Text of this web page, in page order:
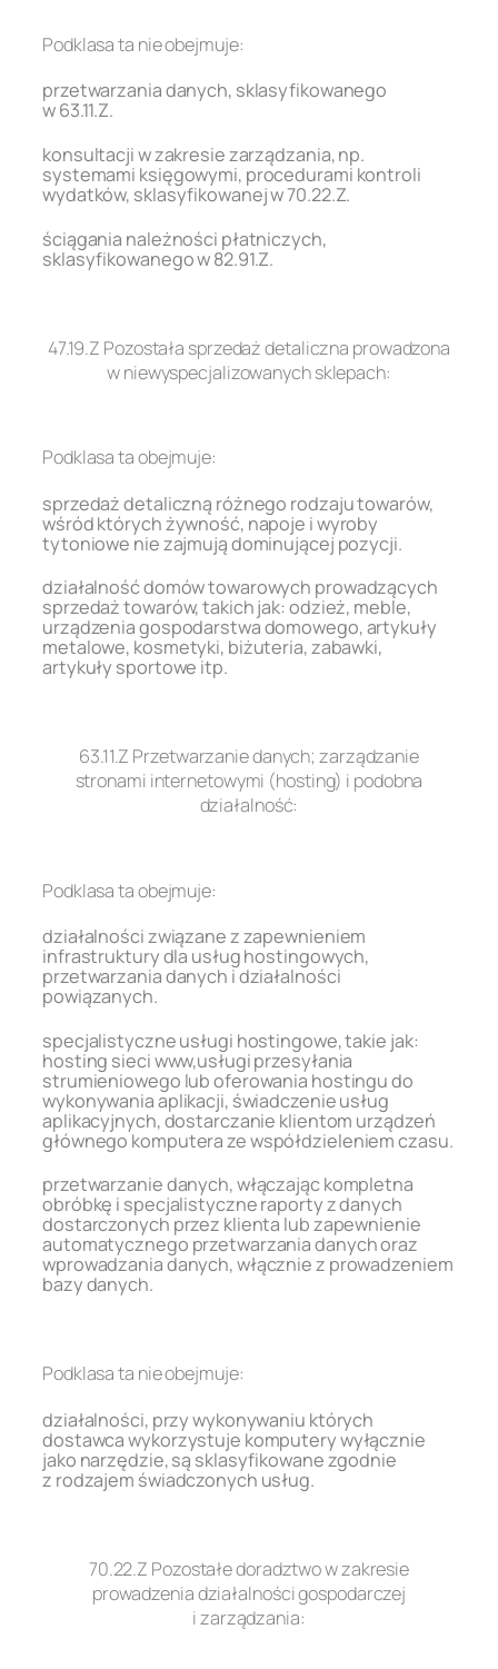
Podklasa ta nie obejmuje:
przetwarzania danych, sklasyfikowanego
w 63.11.Z.
konsultacji w zakresie zarządzania, np.
systemami księgowymi, procedurami kontroli
wydatków, sklasyfikowanej w 70.22.Z.
ściągania należności płatniczych,
sklasyfikowanego w 82.91.Z.
47.19.Z Pozostała sprzedaż detaliczna prowadzona
w niewyspecjalizowanych sklepach:
Podklasa ta obejmuje:
sprzedaż detaliczną różnego rodzaju towarów,
wśród których żywność, napoje i wyroby
tytoniowe nie zajmują dominującej pozycji.
działalność domów towarowych prowadzących
sprzedaż towarów, takich jak: odzież, meble,
urządzenia gospodarstwa domowego, artykuły
metalowe, kosmetyki, biżuteria, zabawki,
artykuły sportowe itp.
63.11.Z Przetwarzanie danych; zarządzanie
stronami internetowymi (hosting) i podobna
działalność:
Podklasa ta obejmuje:
działalności związane z zapewnieniem
infrastruktury dla usług hostingowych,
przetwarzania danych i działalności
powiązanych.
specjalistyczne usługi hostingowe, takie jak:
hosting sieci www,usługi przesyłania
strumieniowego lub oferowania hostingu do
wykonywania aplikacji, świadczenie usług
aplikacyjnych, dostarczanie klientom urządzeń
głównego komputera ze współdzieleniem czasu.
przetwarzanie danych, włączając kompletna
obróbkę i specjalistyczne raporty z danych
dostarczonych przez klienta lub zapewnienie
automatycznego przetwarzania danych oraz
wprowadzania danych, włącznie z prowadzeniem
bazy danych.
Podklasa ta nie obejmuje:
działalności, przy wykonywaniu których
dostawca wykorzystuje komputery wyłącznie
jako narzędzie, są sklasyfikowane zgodnie
z rodzajem świadczonych usług.
70.22.Z Pozostałe doradztwo w zakresie
prowadzenia działalności gospodarczej
i zarządzania: